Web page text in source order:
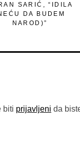
SARIĆ, “IDILA
DA BUDEM
NAROD)”
biti prijavljeni da